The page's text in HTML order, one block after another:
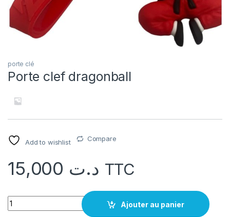
porte clé
Porte clef dragonball
Add to wishlist Compare
د.ت TTC
quantité Porte clef dragonball
Ajouter au panier